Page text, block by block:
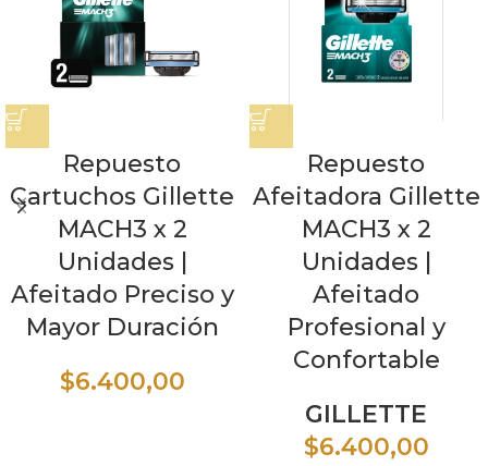
Repuesto
Cartuchos Gillette
MACH3 x 2
Unidades |
Afeitado Preciso y
Mayor Duración
$6.400,00
Repuesto
Afeitadora Gillette
MACH3 x 2
Unidades |
Afeitado
Profesional y
Confortable
GILLETTE
$6.400,00